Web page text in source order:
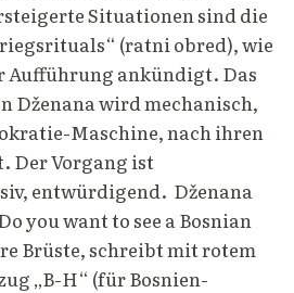
Situationen sind die
(ratni obred), wie
Aufführung ankündigt. Das
Dženana wird mechanisch,
Maschine, nach ihren
Der Vorgang ist
entwürdigend. Dženana
you want to see a Bosnian
Brüste, schreibt mit rotem
„B-H“ (für Bosnien-